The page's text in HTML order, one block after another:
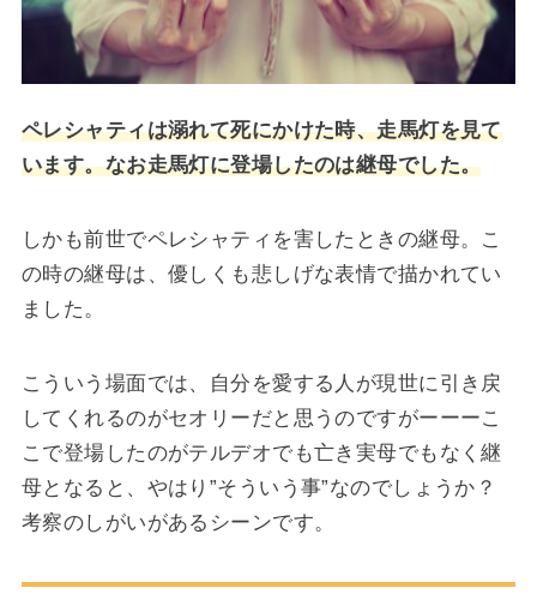
ペレシャティは溺れて死にかけた時、走馬灯を見て
います。なお走馬灯に登場したのは継母でした。
しかも前世でペレシャティを害したときの継母。こ
の時の継母は、優しくも悲しげな表情で描かれてい
ました。
こういう場面では、自分を愛する人が現世に引き戻
してくれるのがセオリーだと思うのですがーーーこ
こで登場したのがテルデオでも亡き実母でもなく継
母となると、やはり”そういう事”なのでしょうか？
考察のしがいがあるシーンです。